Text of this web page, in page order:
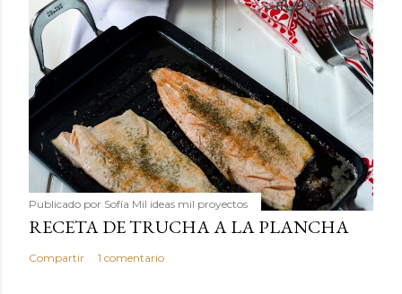
Publicado por Sofía Mil ideas mil proyectos
RECETA DE TRUCHA A LA PLANCHA
Compartir 1 comentario